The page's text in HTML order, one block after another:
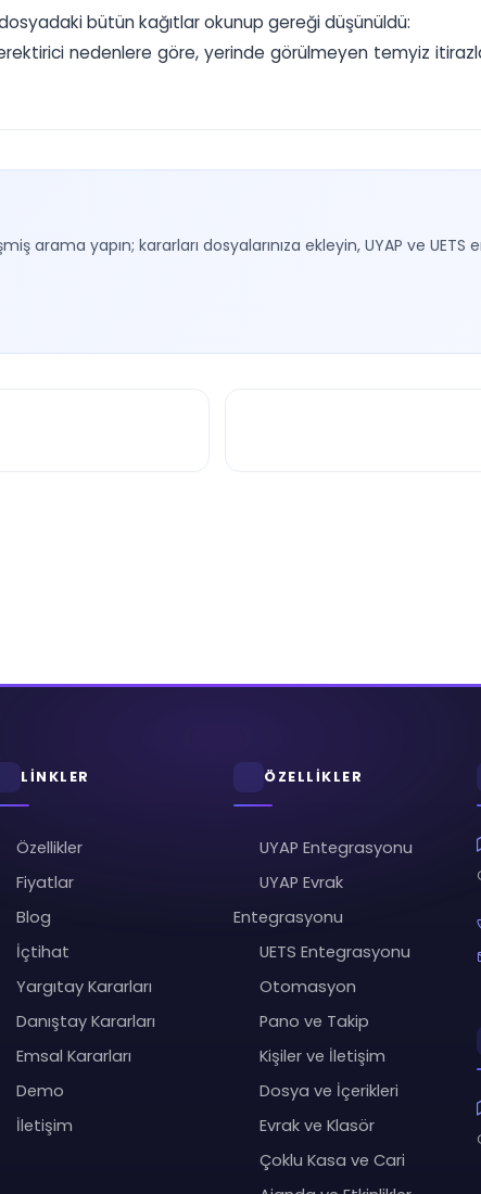
bütün kağıtlar okunup gereği düşünüldü:
nedenlere göre, yerinde görülmeyen temyiz
arama yapın; kararları dosyalarınıza ekleyin, UYAP ve
LİNKLER
Özellikler
Fiyatlar
Blog
İçtihat
Yargıtay Kararları
Danıştay Kararları
Emsal Kararları
Demo
İletişim
ÖZELLİKLER
UYAP Entegrasyonu
UYAP Evrak
Entegrasyonu
UETS Entegrasyonu
Otomasyon
Pano ve Takip
Kişiler ve İletişim
Dosya ve İçerikleri
Evrak ve Klasör
Çoklu Kasa ve Cari